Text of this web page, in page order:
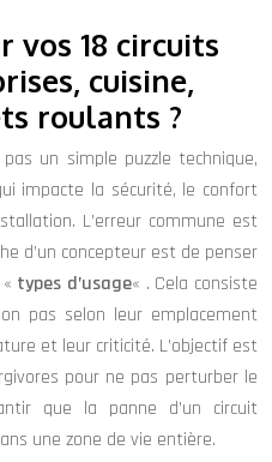
vos 18 circuits
cuisine,
roulants ?
un simple puzzle technique,
impacte la sécurité, le confort
L’erreur commune est
d’un concepteur est de penser
types d’usage« . Cela consiste
pas selon leur emplacement
et leur criticité. L’objectif est
pour ne pas perturber le
que la panne d’un circuit
une zone de vie entière.